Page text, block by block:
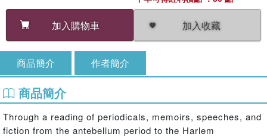
加入購物車 加入收藏
商品簡介 作者簡介
商品簡介
Through a reading of periodicals, memoirs, speeches, and
fiction from the antebellum period to the Harlem